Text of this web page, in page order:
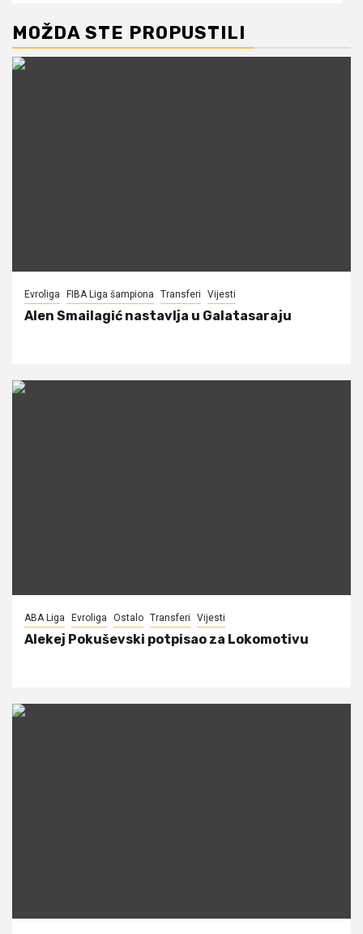
MOŽDA STE PROPUSTILI
Evroliga FIBA Liga šampiona Transferi Vijesti
Alen Smailagić nastavlja u Galatasaraju
ABA Liga Evroliga Ostalo Transferi Vijesti
Alekej Pokuševski potpisao za Lokomotivu